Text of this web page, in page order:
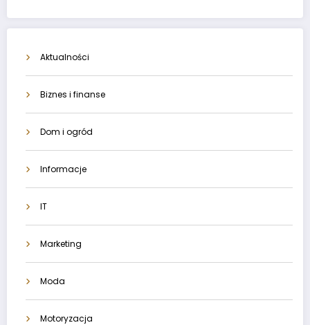
Aktualności
Biznes i finanse
Dom i ogród
Informacje
IT
Marketing
Moda
Motoryzacja